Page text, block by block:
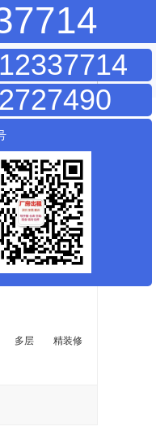
我要发布
多层
精装修